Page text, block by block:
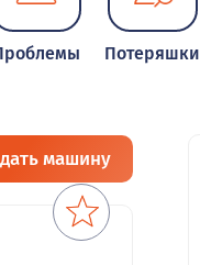
Потеряшки
машину